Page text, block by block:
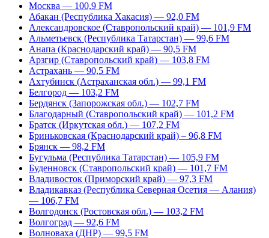
Москва — 100,9 FM
Абакан (Республика Хакасия) — 92,0 FM
Александровское (Ставропольский край) — 101,9 FM
Альметьевск (Республика Татарстан) — 99,6 FM
Анапа (Краснодарский край) — 90,5 FM
Арзгир (Ставропольский край) — 103,8 FM
Астрахань — 90,5 FM
Ахтубинск (Астраханская обл.) — 99,1 FM
Белгород — 103,2 FM
Бердянск (Запорожская обл.) — 102,7 FM
Благодарный (Ставропольский край) — 101,2 FM
Братск (Иркутская обл.) — 107,2 FM
Бриньковская (Краснодарский край) – 96,8 FM
Брянск — 98,2 FM
Бугульма (Республика Татарстан) — 105,9 FM
Буденновск (Ставропольский край) — 101,7 FM
Владивосток (Приморский край) — 97,3 FM
Владикавказ (Республика Северная Осетия — Алания)
— 106,7 FM
Волгодонск (Ростовская обл.) — 103,2 FM
Волгоград — 92,6 FM
Волноваха (ДНР) — 99,5 FM